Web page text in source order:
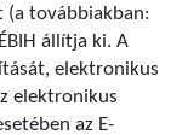
(a továbbiakban:
állítja ki. A
elektronikus
elektronikus
az E-